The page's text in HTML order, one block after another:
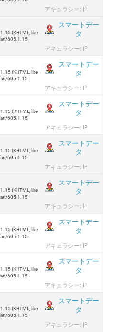
アキュラシー: IP
(KHTML, like
605.1.15
スマートデー
タ
アキュラシー: IP
(KHTML, like
605.1.15
スマートデー
タ
アキュラシー: IP
(KHTML, like
605.1.15
スマートデー
タ
アキュラシー: IP
(KHTML, like
605.1.15
スマートデー
タ
アキュラシー: IP
(KHTML, like
605.1.15
スマートデー
タ
アキュラシー: IP
(KHTML, like
605.1.15
スマートデー
タ
アキュラシー: IP
(KHTML, like
605.1.15
スマートデー
タ
アキュラシー: IP
(KHTML, like
605.1.15
スマートデー
タ
アキュラシー: IP